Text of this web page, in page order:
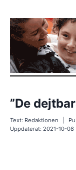
”De
Text: Redaktionen
Uppdaterat: 2021-10-08